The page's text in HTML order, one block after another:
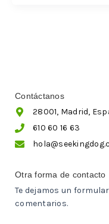
Contáctanos
28001, Madrid,
610 60 16 63
Otra forma de contacto
Te dejamos un
comentarios.